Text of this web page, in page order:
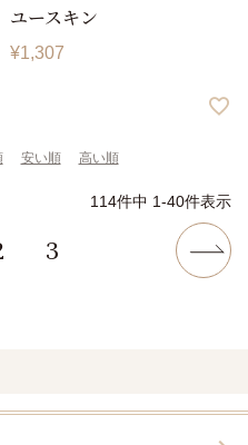
ユースキン
¥1,307
安い順 高い順
114件中 1-40件表示
3